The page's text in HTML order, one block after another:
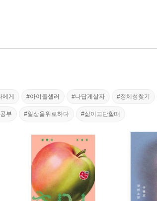
게 #아이돌셀러 #나답게살자 #정체성찾기
부 #일상을위로하다 #삶이고단할때